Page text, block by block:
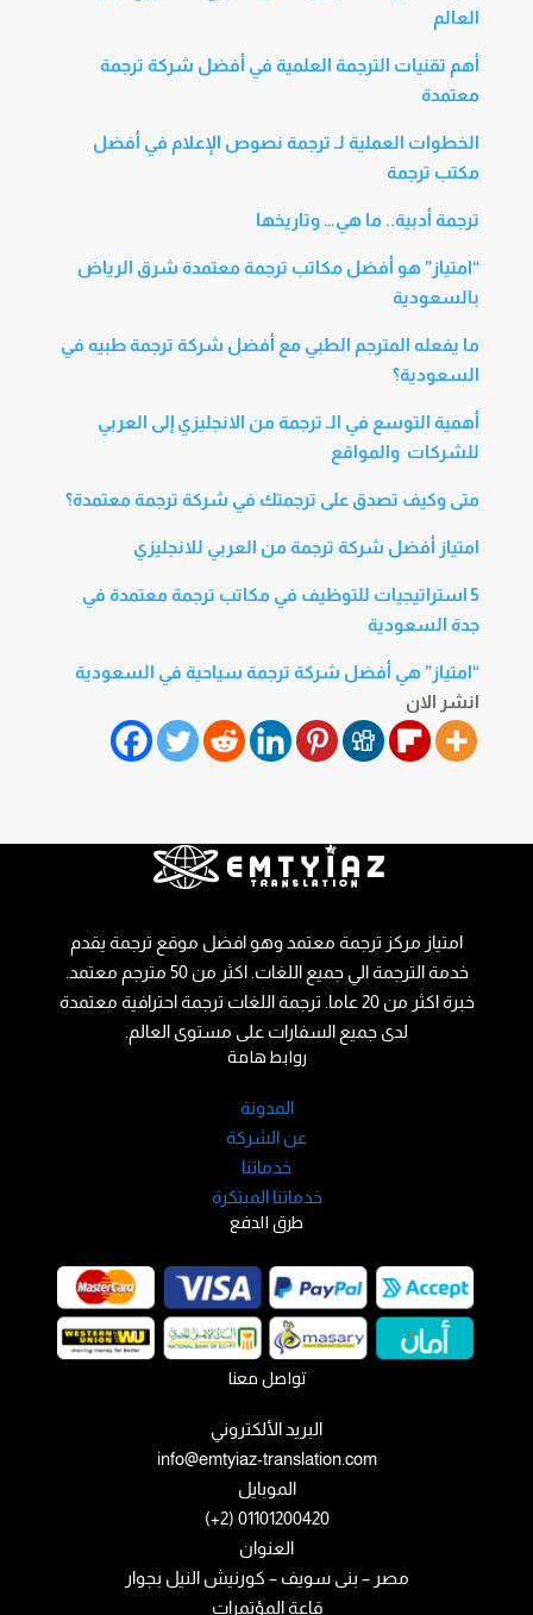
العالم
أهم تقنيات الترجمة العلمية في أفضل شركة ترجمة
معتمدة
الخطوات العملية لـ ترجمة نصوص الإعلام في أفضل
مكتب ترجمة
ترجمة أدبية.. ما هي… وتاريخها
“امتياز” هو أفضل مكاتب ترجمة معتمدة شرق الرياض
بالسعودية
ما يفعله المترجم الطبي مع أفضل شركة ترجمة طبيه في
السعودية؟
أهمية التوسع في الـ ترجمة من الانجليزي إلى العربي
للشركات والمواقع
متى وكيف تصدق على ترجمتك في شركة ترجمة معتمدة؟
امتياز أفضل شركة ترجمة من العربي للانجليزي
5 استراتيجيات للتوظيف في مكاتب ترجمة معتمدة في
جدة السعودية
“امتياز” هي أفضل شركة ترجمة سياحية في السعودية
انشر الان
تواصل معنا
البريد الألكتروني
info@emtyiaz-translation.com
الموبايل
01101200420 (2+)
العنوان
مصر – بنى سويف – كورنيش النيل بجوار
قاعة المؤتمرات
طرق الدفع
روابط هامة
المدونة
عن الشركة
خدماتنا
خدماتنا المبتكرة
امتياز مركز ترجمة معتمد وهو افضل موقع ترجمة يقدم
خدمة الترجمة الي جميع اللغات. اكثر من 50 مترجم معتمد.
خبرة اكثر من 20 عاما. ترجمة اللغات ترجمة احترافية معتمدة
لدى جميع السفارات على مستوى العالم.